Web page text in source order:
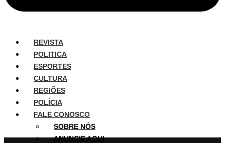
REVISTA
POLITICA
ESPORTES
CULTURA
REGIÕES
POLÍCIA
FALE CONOSCO
SOBRE NÓS
ANUNCIE AQUI